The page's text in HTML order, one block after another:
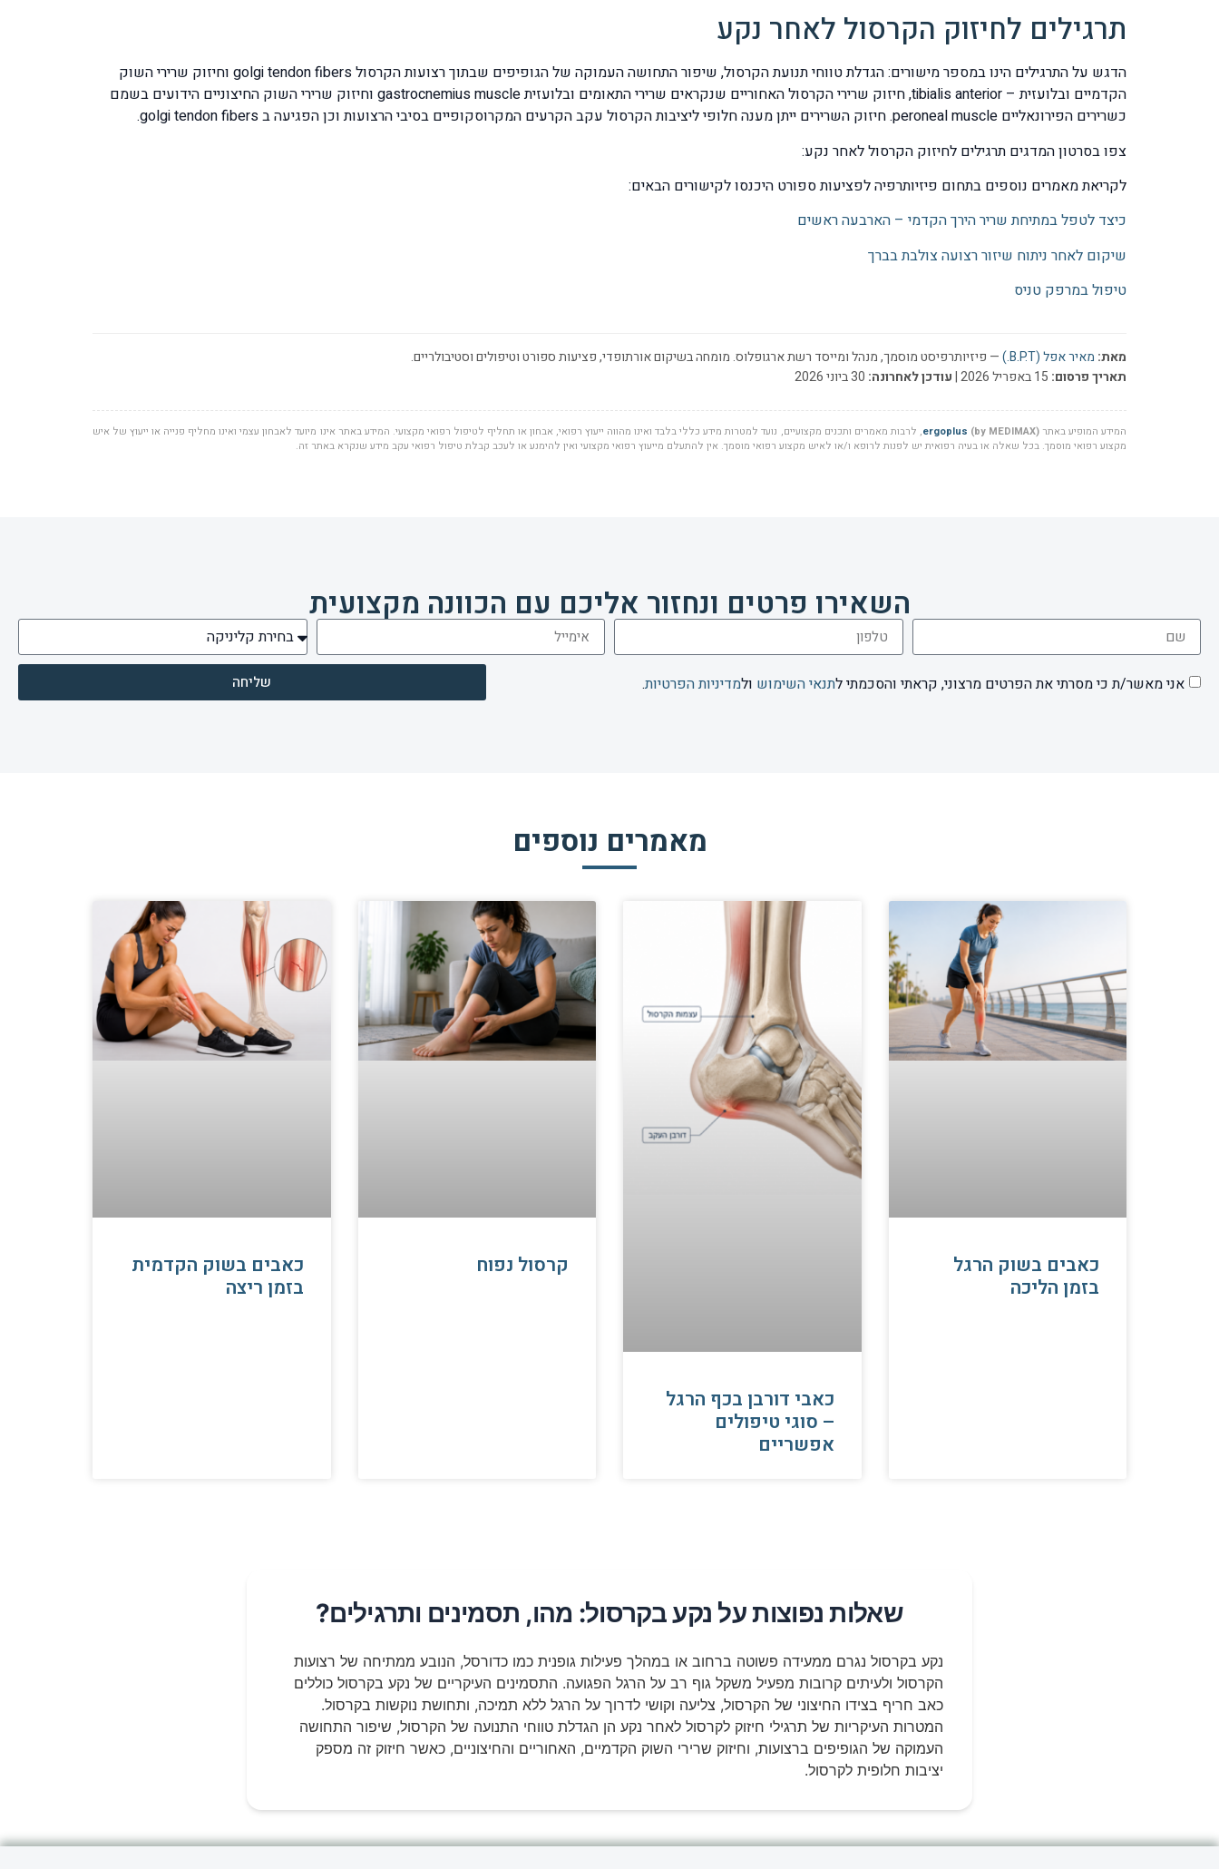
תרגילים לחיזוק הקרסול לאחר נקע
הדגש על התרגילים הינו במספר מישורים: הגדלת טווחי תנועת הקרסול, שיפור התחושה העמוקה של הגופיפים שבתוך רצועות הקרסול golgi tendon fibers וחיזוק שרירי השוק
הקדמיים ובלועזית – tibialis anterior, חיזוק שרירי הקרסול האחוריים שנקראים שרירי התאומים ובלועזית gastrocnemius muscle וחיזוק שרירי השוק החיצוניים הידועים בשמם
כשרירים הפירונאליים peroneal muscle. חיזוק השרירים ייתן מענה חלופי ליציבות הקרסול עקב הקרעים המקרוסקופיים בסיבי הרצועות וכן הפגיעה ב golgi tendon fibers.
צפו בסרטון המדגים תרגילים לחיזוק הקרסול לאחר נקע:
לקריאת מאמרים נוספים בתחום פיזיותרפיה לפציעות ספורט היכנסו לקישורים הבאים:
כיצד לטפל במתיחת שריר הירך הקדמי – הארבעה ראשים
שיקום לאחר ניתוח שיזור רצועה צולבת בברך
טיפול במרפק טניס
מאת: מאיר אפל (B.P.T.)
— פיזיותרפיסט מוסמך, מנהל ומייסד רשת ארגופלוס. מומחה בשיקום אורתופדי, פציעות ספורט וטיפולים וסטיבולריים.
תאריך פרסום:
עודכן לאחרונה:
המידע המופיע באתר ergoplus (by MEDIMAX)
, לרבות מאמרים ותכנים מקצועיים, נועד למטרות מידע כללי בלבד ואינו מהווה ייעוץ רפואי, אבחון או תחליף לטיפול רפואי מקצועי. המידע באתר אינו מיועד לאבחון עצמי ואינו מחליף פנייה או ייעוץ של איש
מקצוע רפואי מוסמך. בכל שאלה או בעיה רפואית יש לפנות לרופא ו/או לאיש מקצוע רפואי מוסמך. אין להתעלם מייעוץ רפואי מקצועי ואין להימנע או לעכב קבלת טיפול רפואי עקב מידע שנקרא באתר זה.
השאירו פרטים ונחזור אליכם עם הכוונה מקצועית
אני מאשר/ת כי מסרתי את הפרטים מרצוני, קראתי והסכמתי לתנאי השימוש ולמדיניות הפרטיות. שליחה
מאמרים נוספים
כאבים בשוק הרגל
בזמן הליכה
כאבי דורבן בכף הרגל
– סוגי טיפולים
אפשריים
קרסול נפוח
כאבים בשוק הקדמית
בזמן ריצה
שאלות נפוצות על נקע בקרסול: מהו, תסמינים ותרגילים?
נקע בקרסול נגרם ממעידה פשוטה ברחוב או במהלך פעילות גופנית כמו כדורסל, הנובע ממתיחה של רצועות
הקרסול ולעיתים קרובות מפעיל משקל גוף רב על הרגל הפגועה. התסמינים העיקריים של נקע בקרסול כוללים
כאב חריף בצידו החיצוני של הקרסול, צליעה וקושי לדרוך על הרגל ללא תמיכה, ותחושת נוקשות בקרסול.
המטרות העיקריות של תרגילי חיזוק לקרסול לאחר נקע הן הגדלת טווחי התנועה של הקרסול, שיפור התחושה
העמוקה של הגופיפים ברצועות, וחיזוק שרירי השוק הקדמיים, האחוריים והחיצוניים, כאשר חיזוק זה מספק
יציבות חלופית לקרסול.